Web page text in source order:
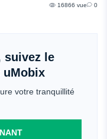
16866 vue 0
suivez le
uMobix
votre tranquillité